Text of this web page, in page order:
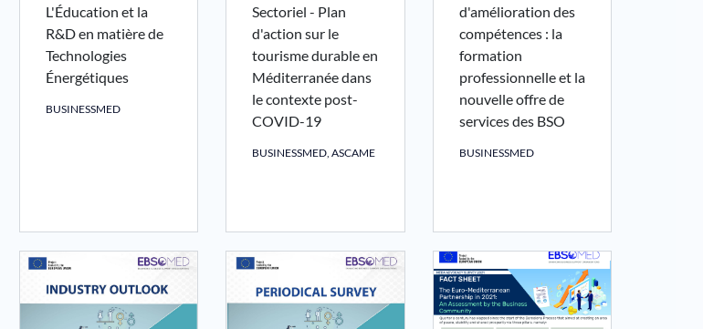
L'Éducation et la
R&D en matière de
Technologies
Énergétiques
BUSINESSMED
Sectoriel - Plan
d'action sur le
tourisme durable en
Méditerranée dans
le contexte post-
COVID-19
BUSINESSMED, ASCAME
d'amélioration des
compétences : la
formation
professionnelle et la
nouvelle offre de
services des BSO
BUSINESSMED